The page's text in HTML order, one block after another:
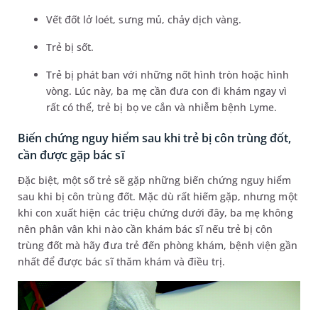
Vết đốt lở loét, sưng mủ, chảy dịch vàng.
Trẻ bị sốt.
Trẻ bị phát ban với những nốt hình tròn hoặc hình
vòng. Lúc này, ba mẹ cần đưa con đi khám ngay vì
rất có thể, trẻ bị bọ ve cắn và nhiễm bệnh Lyme.
Biến chứng nguy hiểm sau khi trẻ bị côn trùng đốt,
cần được gặp bác sĩ
Đặc biệt, một số trẻ sẽ gặp những biến chứng nguy hiểm
sau khi bị côn trùng đốt. Mặc dù rất hiếm gặp, nhưng một
khi con xuất hiện các triệu chứng dưới đây, ba mẹ không
nên phân vân khi nào cần khám bác sĩ nếu trẻ bị côn
trùng đốt mà hãy đưa trẻ đến phòng khám, bệnh viện gần
nhất để được bác sĩ thăm khám và điều trị.